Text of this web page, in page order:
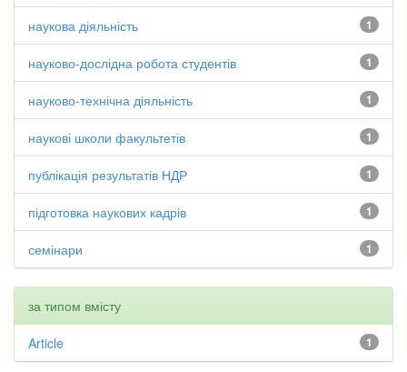
1
наукова діяльність
1
науково-дослідна робота студентів
1
науково-технічна діяльність
1
наукові школи факультетів
1
публікація результатів НДР
1
підготовка наукових кадрів
1
семінари
за типом вмісту
1
Article